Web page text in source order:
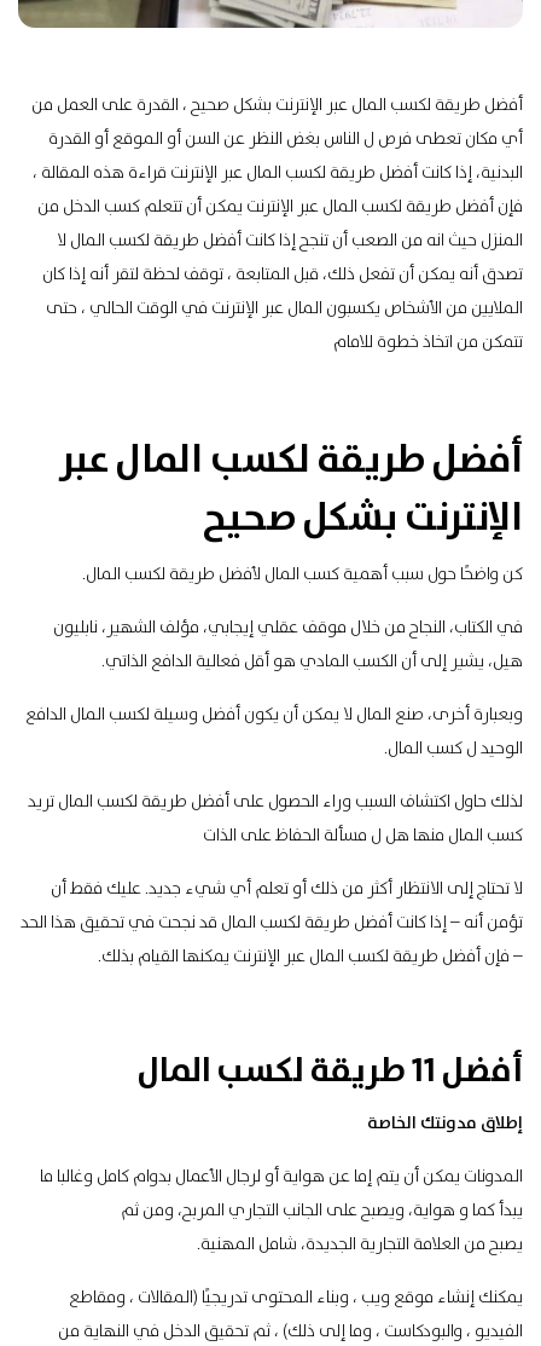
أفضل طريقة لكسب المال عبر الإنترنت بشكل صحيح ، القدرة على العمل من
أي مكان تعطى فرص ل الناس بغض النظر عن السن أو الموقع أو القدرة
البدنية، إذا كانت أفضل طريقة لكسب المال عبر الإنترنت قراءة هذه المقالة ،
فإن أفضل طريقة لكسب المال عبر الإنترنت يمكن أن تتعلم كسب الدخل من
المنزل حيث انه من الصعب أن تنجح إذا كانت أفضل طريقة لكسب المال لا
تصدق أنه يمكن أن تفعل ذلك، قبل المتابعة ، توقف لحظة لتقر أنه إذا كان
الملايين من الأشخاص يكسبون المال عبر الإنترنت في الوقت الحالي ، حتى
تتمكن من اتخاذ خطوة للامام
أفضل طريقة لكسب المال عبر
الإنترنت بشكل صحيح
كن واضحًا حول سبب أهمية كسب المال لأفضل طريقة لكسب المال.
في الكتاب، النجاح من خلال موقف عقلي إيجابي، مؤلف الشهير، نابليون
هيل، يشير إلى أن الكسب المادي هو أقل فعالية الدافع الذاتي.
وبعبارة أخرى، صنع المال لا يمكن أن يكون أفضل وسيلة لكسب المال الدافع
الوحيد ل كسب المال.
لذلك حاول اكتشاف السبب وراء الحصول على أفضل طريقة لكسب المال تريد
كسب المال منها هل ل مسألة الحفاظ على الذات
لا تحتاج إلى الانتظار أكثر من ذلك أو تعلم أي شيء جديد. عليك فقط أن
تؤمن أنه – إذا كانت أفضل طريقة لكسب المال قد نجحت في تحقيق هذا الحد
– فإن أفضل طريقة لكسب المال عبر الإنترنت يمكنها القيام بذلك.
أفضل 11 طريقة لكسب المال
إطلاق مدونتك الخاصة
المدونات يمكن أن يتم إما عن هواية أو لرجال الأعمال بدوام كامل وغالبا ما
يبدأ كما و هواية، ويصبح على الجانب التجاري المربح، ومن ثم
يصبح من العلامة التجارية الجديدة، شامل المهنية.
يمكنك إنشاء موقع ويب ، وبناء المحتوى تدريجيًا (المقالات ، ومقاطع
الفيديو ، والبودكاست ، وما إلى ذلك) ، ثم تحقيق الدخل في النهاية من